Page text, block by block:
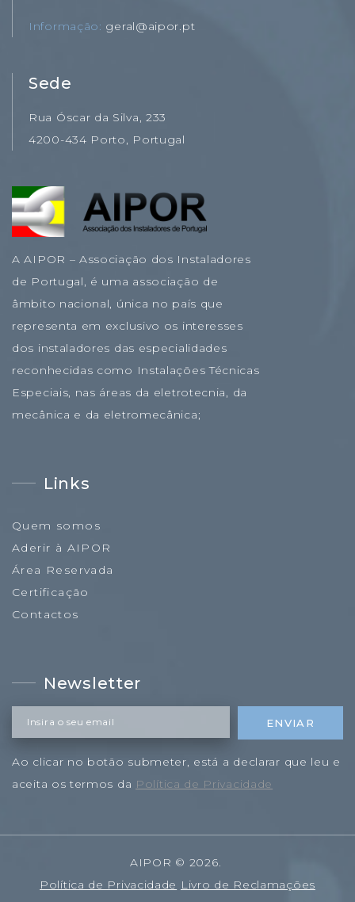
Informação geral@aipor.pt
Sede
Rua Óscar da Silva, 233
4200-434 Porto, Portugal
A AIPOR – Associação dos Instaladores
de Portugal, é uma associação de
âmbito nacional, única no país que
representa em exclusivo os interesses
dos instaladores das especialidades
reconhecidas como Instalações Técnicas
Especiais, nas áreas da eletrotecnia, da
mecânica e da eletromecânica;
Links
Quem somos
Aderir à AIPOR
Área Reservada
Certificação
Contactos
Newsletter
Insira o seu email ENVIAR
Ao clicar no botão submeter, está a declarar que leu e
aceita os termos da Política de Privacidade
AIPOR © 2026.
Política de Privacidade Livro de Reclamações